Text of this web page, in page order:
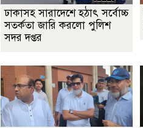
ঢাকাসহ সারাদেশে হঠাৎ সর্বোচ্চ
সতর্কতা জা‌রি করলো পুলিশ
সদর দপ্তর